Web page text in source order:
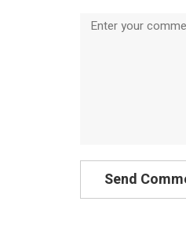
Comment